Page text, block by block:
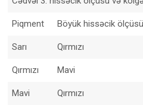
Piqment Böyük hissəcik ölçüsü
Sarı Qırmızı
Qırmızı Mavi
Mavi Qırmızı